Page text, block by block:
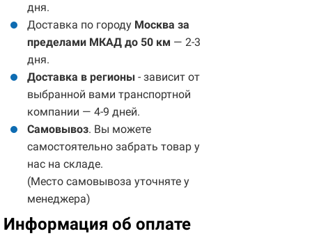
дня.
Доставка по городу Москва за
пределами МКАД до 50 км — 2-3
дня.
Доставка в регионы - зависит от
выбранной вами транспортной
компании — 4-9 дней.
Самовывоз. Вы можете
самостоятельно забрать товар у
нас на складе.
(Место самовывоза уточняте у
менеджера)
Информация об оплате